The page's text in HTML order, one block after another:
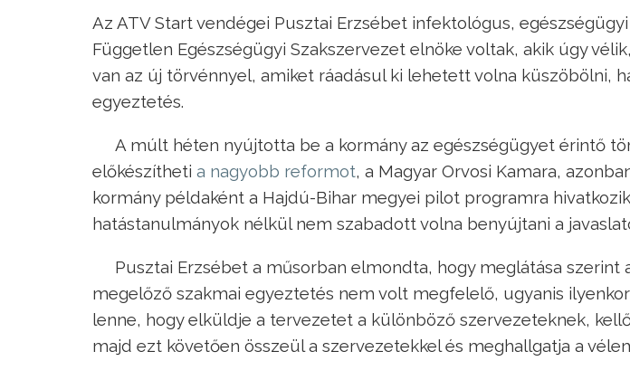
Az ATV Start vendégei Pusztai Erzsébet infektológus,
Független Egészségügyi Szakszervezet elnöke voltak, akik úgy
van az új törvénnyel, amiket ráadásul ki lehetett volna küszöbölni,
egyeztetés.
A múlt héten nyújtotta be a kormány az egészségügyet érintő
előkészítheti a nagyobb reformot, a Magyar Orvosi Kamara,
kormány példaként a Hajdú-Bihar megyei pilot programra
hatástanulmányok nélkül nem szabadott volna benyújtani a
Pusztai Erzsébet a műsorban elmondta, hogy meglátása
megelőző szakmai egyeztetés nem volt megfelelő, ugyanis
lenne, hogy elküldje a tervezetet a különböző szervezeteknek,
majd ezt követően összeül a szervezetekkel és meghallgatja a